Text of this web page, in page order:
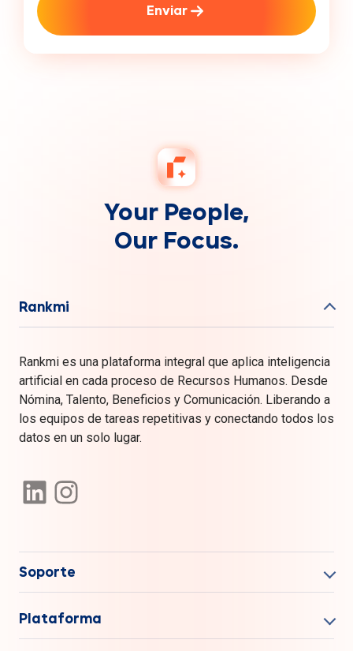
Enviar
Your People,
Our Focus.
Rankmi
Rankmi es una plataforma integral que aplica inteligencia
artificial en cada proceso de Recursos Humanos. Desde
Nómina, Talento, Beneficios y Comunicación. Liberando a
los equipos de tareas repetitivas y conectando todos los
datos en un solo lugar.
Soporte
Plataforma